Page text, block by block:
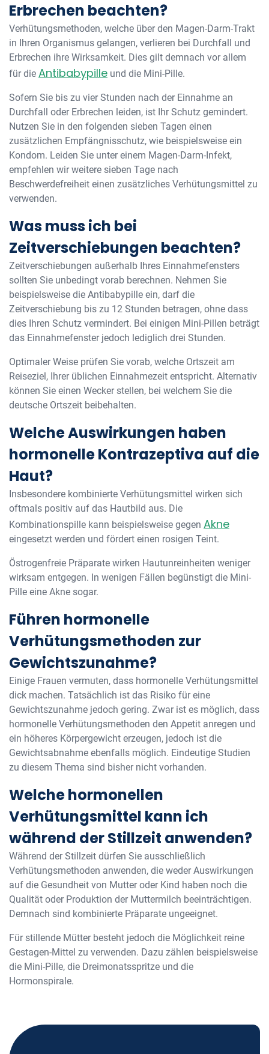
Erbrechen beachten?
Verhütungsmethoden, welche über den Magen-Darm-Trakt
in Ihren Organismus gelangen, verlieren bei Durchfall und
Erbrechen ihre Wirksamkeit. Dies gilt demnach vor allem
für die Antibabypille und die Mini-Pille.
Sofern Sie bis zu vier Stunden nach der Einnahme an
Durchfall oder Erbrechen leiden, ist Ihr Schutz gemindert.
Nutzen Sie in den folgenden sieben Tagen einen
zusätzlichen Empfängnisschutz, wie beispielsweise ein
Kondom. Leiden Sie unter einem Magen-Darm-Infekt,
empfehlen wir weitere sieben Tage nach
Beschwerdefreiheit einen zusätzliches Verhütungsmittel zu
verwenden.
Was muss ich bei
Zeitverschiebungen beachten?
Zeitverschiebungen außerhalb Ihres Einnahmefensters
sollten Sie unbedingt vorab berechnen. Nehmen Sie
beispielsweise die Antibabypille ein, darf die
Zeitverschiebung bis zu 12 Stunden betragen, ohne dass
dies Ihren Schutz vermindert. Bei einigen Mini-Pillen beträgt
das Einnahmefenster jedoch lediglich drei Stunden.
Optimaler Weise prüfen Sie vorab, welche Ortszeit am
Reiseziel, Ihrer üblichen Einnahmezeit entspricht. Alternativ
können Sie einen Wecker stellen, bei welchem Sie die
deutsche Ortszeit beibehalten.
Welche Auswirkungen haben
hormonelle Kontrazeptiva auf die
Haut?
Insbesondere kombinierte Verhütungsmittel wirken sich
oftmals positiv auf das Hautbild aus. Die
Kombinationspille kann beispielsweise gegen Akne
eingesetzt werden und fördert einen rosigen Teint.
Östrogenfreie Präparate wirken Hautunreinheiten weniger
wirksam entgegen. In wenigen Fällen begünstigt die Mini-
Pille eine Akne sogar.
Führen hormonelle
Verhütungsmethoden zur
Gewichtszunahme?
Einige Frauen vermuten, dass hormonelle Verhütungsmittel
dick machen. Tatsächlich ist das Risiko für eine
Gewichtszunahme jedoch gering. Zwar ist es möglich, dass
hormonelle Verhütungsmethoden den Appetit anregen und
ein höheres Körpergewicht erzeugen, jedoch ist die
Gewichtsabnahme ebenfalls möglich. Eindeutige Studien
zu diesem Thema sind bisher nicht vorhanden.
Welche hormonellen
Verhütungsmittel kann ich
während der Stillzeit anwenden?
Während der Stillzeit dürfen Sie ausschließlich
Verhütungsmethoden anwenden, die weder Auswirkungen
auf die Gesundheit von Mutter oder Kind haben noch die
Qualität oder Produktion der Muttermilch beeinträchtigen.
Demnach sind kombinierte Präparate ungeeignet.
Für stillende Mütter besteht jedoch die Möglichkeit reine
Gestagen-Mittel zu verwenden. Dazu zählen beispielsweise
die Mini-Pille, die Dreimonatsspritze und die
Hormonspirale.